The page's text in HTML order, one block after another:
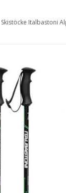
Skistöcke Italbastoni